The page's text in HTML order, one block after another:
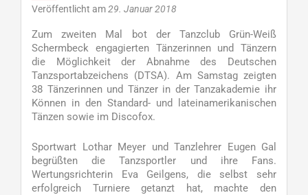
Veröffentlicht am29. Januar 2018
Zum zweiten Mal bot der Tanzclub Grün-Weiß
Schermbeck engagierten Tänzerinnen und Tänzern
die Möglichkeit der Abnahme des Deutschen
Tanzsportabzeichens (DTSA). Am Samstag zeigten
38 Tänzerinnen und Tänzer in der Tanzakademie ihr
Können in den Standard- und lateinamerikanischen
Tänzen sowie im Discofox.
Sportwart Lothar Meyer und Tanzlehrer Eugen Gal
begrüßten die Tanzsportler und ihre Fans.
Wertungsrichterin Eva Geilgens, die selbst sehr
erfolgreich Turniere getanzt hat, machte den